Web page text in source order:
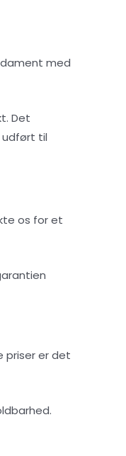
med
Det
udført til
os for et
priser er det